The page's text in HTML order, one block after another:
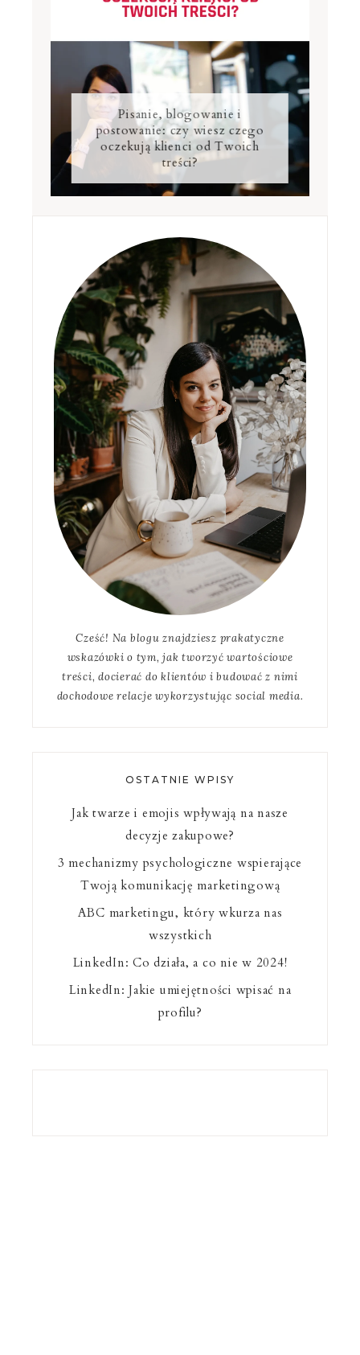
Pisanie, blogowanie i
postowanie: czy wiesz czego
oczekują klienci od Twoich
treści?
Cześć! Na blogu znajdziesz prakatyczne
wskazówki o tym, jak tworzyć wartościowe
treści, docierać do klientów i budować z nimi
dochodowe relacje wykorzystując social media.
OSTATNIE WPISY
Jak twarze i emojis wpływają na nasze
decyzje zakupowe?
3 mechanizmy psychologiczne wspierające
Twoją komunikację marketingową
ABC marketingu, który wkurza nas
wszystkich
LinkedIn: Co działa, a co nie w 2024!
LinkedIn: Jakie umiejętności wpisać na
profilu?